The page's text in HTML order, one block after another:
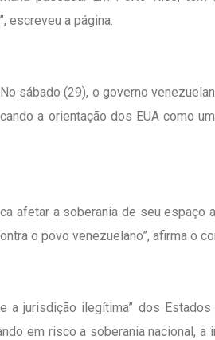
escreveu a página.
sábado (29), o governo
a orientação dos EUA como
afetar a soberania de seu espaço
o povo venezuelano”, afirma o
a jurisdição ilegítima” dos Estados
em risco a soberania nacional, a
Inauguração Da Franquia
CENTER Em Brumado